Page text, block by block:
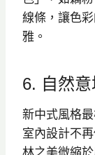
線條，讓色
雅。
6. 自然
新中式風格
室內設計不
林之美微縮